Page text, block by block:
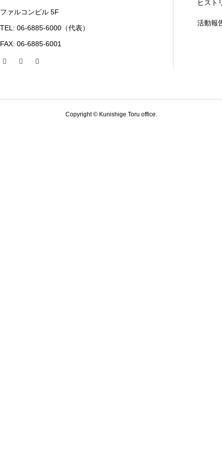
ファルコンビル 5F
TEL: 06-6885-6000（代表）
FAX: 06-6885-6001
ヒスト
活動報
Copyright © Kunishige Toru office.